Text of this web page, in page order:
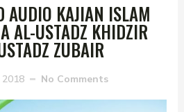
AUDIO KAJIAN ISLAM
AL-USTADZ KHIDZIR
ZUBAIR
No Comments